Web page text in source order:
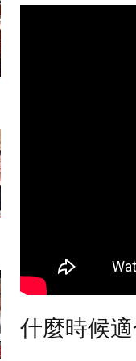
什麼時候